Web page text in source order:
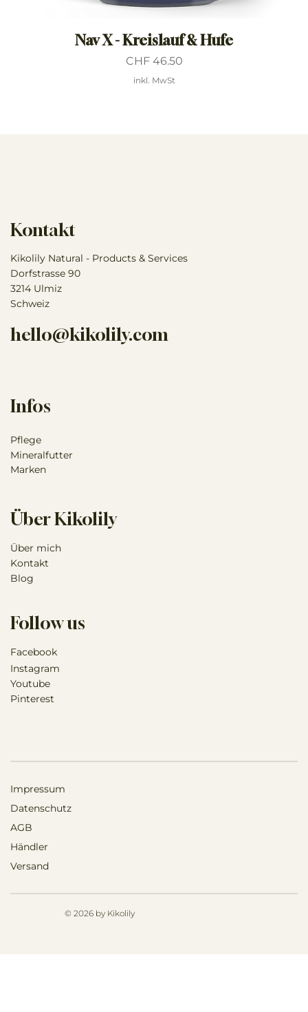
Nav X - Kreislauf & Hufe
Preis
CHF 46.50
inkl. MwSt
© 2026 by Kikolily
Impressum
Datenschutz
AGB
Händler
Versand
Kontakt
Kikolily Natural - Products & Services
Dorfstrasse 90
3214 Ulmiz
Schweiz
hello@kikolily.com
Follow us
Facebook
Instagram
Youtube
Pinterest
Infos
Pflege
Mineralfutter
Marken
Über Kikolily
Über mich
Kontakt
Blog